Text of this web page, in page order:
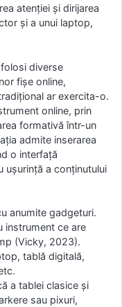
atenției și dirijarea
și a unui laptop,
diverse
fișe online,
ar exercita-o.
online, prin
formativă într-un
admite inserarea
o interfață
ușurință a conținutului
anumite gadgeturi.
instrument ce are
(Vicky, 2023).
tablă digitală,
a tablei clasice și
sau pixuri,